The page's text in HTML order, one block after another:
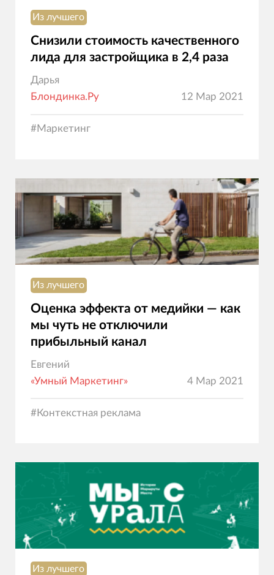
Из лучшего
Снизили стоимость качественного
лида для застройщика в 2,4 раза
Дарья
Блондинка.Ру
12 Мар 2021
#Маркетинг
Из лучшего
Оценка эффекта от медийки — как
мы чуть не отключили
прибыльный канал
Евгений
«Умный Маркетинг»
4 Мар 2021
#Контекстная реклама
Из лучшего